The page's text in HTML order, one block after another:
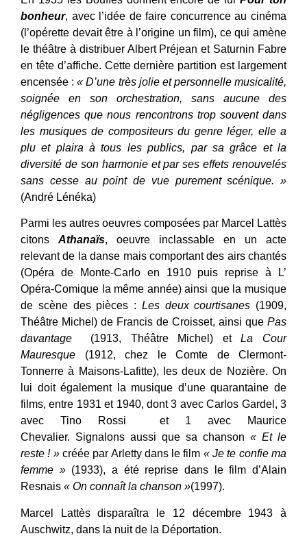
bonheur, avec l’idée de faire concurrence au cinéma
(l’opérette devait être à l’origine un film), ce qui amène
le théâtre à distribuer Albert Préjean et Saturnin Fabre
en tête d’affiche. Cette dernière partition est largement
encensée :« D’une très jolie et personnelle musicalité,
soignée en son orchestration, sans aucune des
négligences que nous rencontrons trop souvent dans
les musiques de compositeurs du genre léger, elle a
plu et plaira à tous les publics, par sa grâce et la
diversité de son harmonie et par ses effets renouvelés
sans cesse au point de vue purement scénique. »
(André Lénéka)
Parmi les autres oeuvres composées par Marcel Lattès
citons Athanaïs, oeuvre inclassable en un acte
relevant de la danse mais comportant des airs chantés
(Opéra de Monte-Carlo en 1910 puis reprise à L’
Opéra-Comique la même année) ainsi que la musique
de scène des pièces : Les deux courtisanes (1909,
Théâtre Michel) de Francis de Croisset, ainsi que Pas
davantage (1913, Théâtre Michel) etLa Cour
Mauresque (1912, chez le Comte de Clermont-
Tonnerre à Maisons-Lafitte), les deux de Nozière. On
lui doit également la musique d’une quarantaine de
films, entre 1931 et 1940, dont 3 avec Carlos Gardel, 3
avec Tino Rossi et 1 avec Maurice
Chevalier. Signalons aussi que sa chanson « Et le
reste ! »créée par Arletty dans le film « Je te confie ma
femme »(1933), a été reprise dans le film d’Alain
Resnais « On connaît la chanson »(1997).
Marcel Lattès disparaîtra le 12 décembre 1943 à
Auschwitz, dans la nuit de la Déportation.